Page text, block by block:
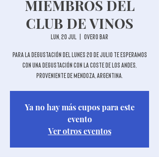
MIEMBROS DEL
CLUB DE VINOS
lun, 20 jul Overo Bar
Para la degustación del lunes 20 de julio te esperamos
con una degustación con La Coste de los Andes,
proveniente de Mendoza, Argentina.
Ya no hay más cupos para este
evento
Ver otros eventos